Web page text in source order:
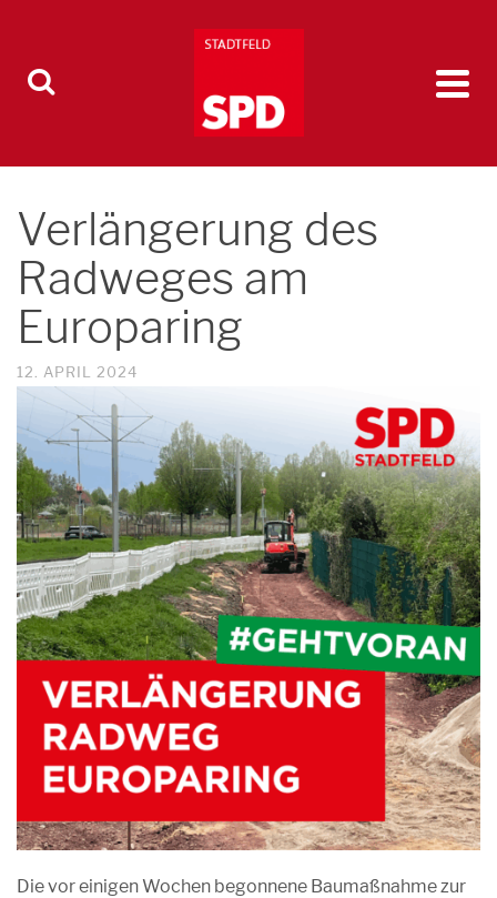
Verlängerung des
Radweges am
Europaring
12. APRIL 2024
Die vor einigen Wochen begonnene Baumaßnahme zur